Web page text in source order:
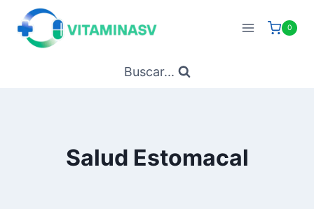
Saltar
contenido
0
Buscar...
Salud Estomacal